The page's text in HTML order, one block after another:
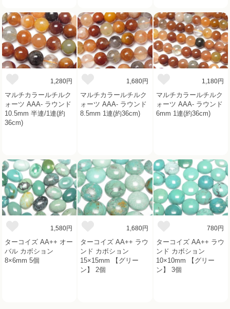
1,280円
マルチカラールチルク
ォーツ AAA- ラウンド
10.5mm 半連/1連(約
36cm)
1,680円
マルチカラールチルク
ォーツ AAA- ラウンド
8.5mm 1連(約36cm)
1,180円
マルチカラールチルク
ォーツ AAA- ラウンド
6mm 1連(約36cm)
1,580円
ターコイズ AA++ オー
バル カボション
8×6mm 5個
1,680円
ターコイズ AA++ ラウ
ンド カボション
15×15mm 【グリー
ン】 2個
780円
ターコイズ AA++ ラウ
ンド カボション
10×10mm 【グリー
ン】 3個